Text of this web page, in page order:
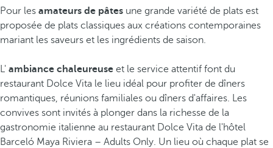
Pour les amateurs de pâtes une grande variété de plats est
proposée de plats classiques aux créations contemporaines
mariant les saveurs et les ingrédients de saison.
L' ambiance chaleureuse et le service attentif font du
restaurant Dolce Vita le lieu idéal pour profiter de dîners
romantiques, réunions familiales ou dîners d'affaires. Les
convives sont invités à plonger dans la richesse de la
gastronomie italienne au restaurant Dolce Vita de l'hôtel
Barceló Maya Riviera – Adults Only. Un lieu où chaque plat se